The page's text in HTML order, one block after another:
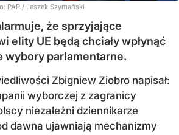
PAP / Leszek Szymański
że sprzyjające
elity UE będą chciały wpłynąć
wybory parlamentarne.
Zbigniew Ziobro napisał:
wyborczej z zagranicy
niezależni dziennikarze
dawna ujawniają mechanizmy